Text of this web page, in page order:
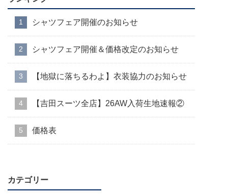
シャツフェア開催のお知らせ
シャツフェア開催＆価格改定のお知らせ
【地獄に落ちるわよ】衣装協力のお知らせ
【吉田スーツ全店】26AW入荷生地速報②
価格表
カテゴリー